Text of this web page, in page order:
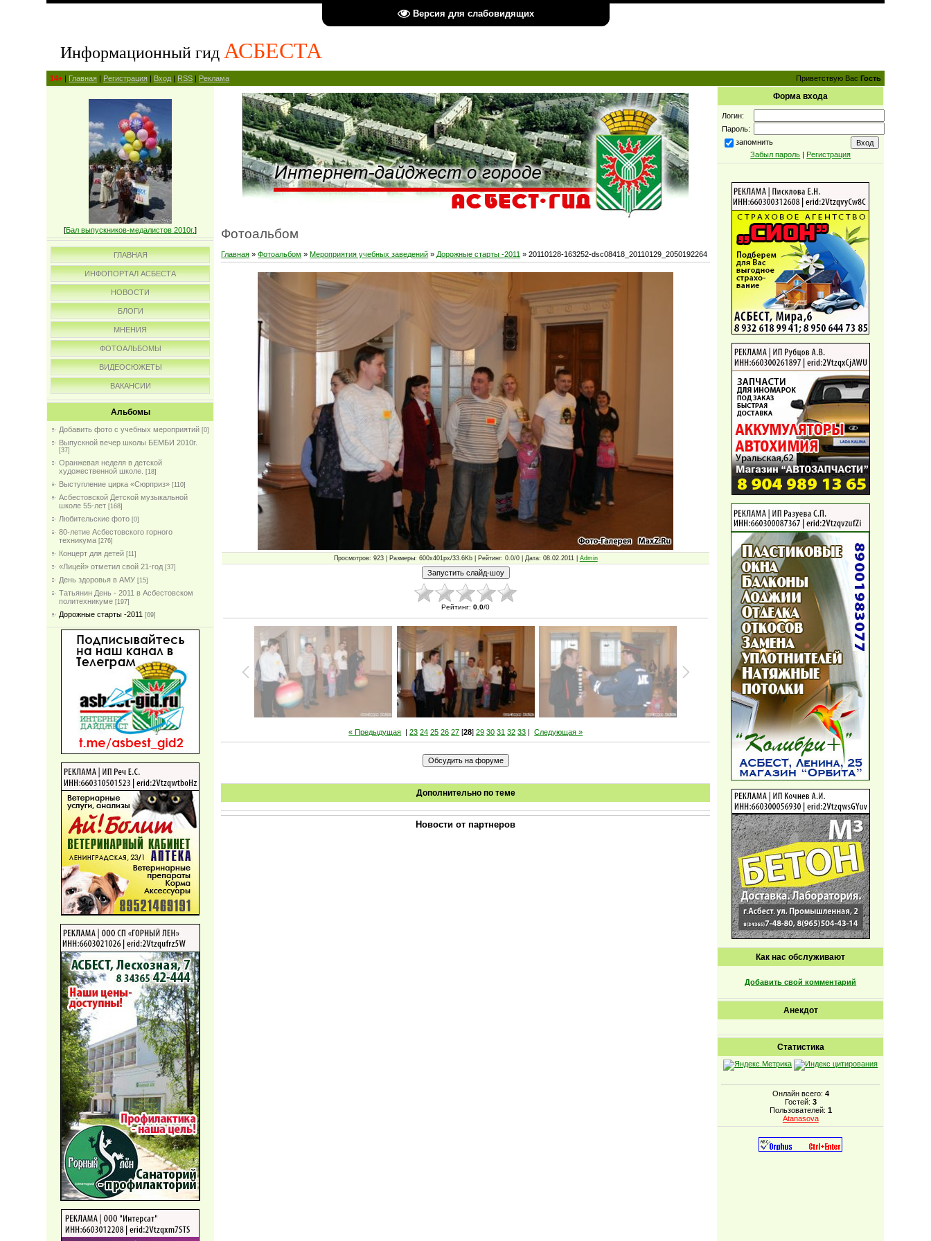
Версия для слабовидящих
Информационный гид АСБЕСТА
14+ | Главная | Регистрация | Вход | RSS | Реклама Приветствую Вас Гость
[Бал выпускников-медалистов 2010г.]
ГЛАВНАЯ
ИНФОПОРТАЛ АСБЕСТА
НОВОСТИ
БЛОГИ
МНЕНИЯ
ФОТОАЛЬБОМЫ
ВИДЕОСЮЖЕТЫ
ВАКАНСИИ
Альбомы
Добавить фото с учебных мероприятий [0]
Выпускной вечер школы БЕМБИ 2010г.
[37]
Оранжевая неделя в детской
художественной школе.
[18]
Выступление цирка «Сюрприз» [110]
Асбестовской Детской музыкальной
школе 55-лет [168]
Любительские фото [0]
80-летие Асбестовского горного
техникума [276]
Концерт для детей [11]
«Лицей» отметил свой 21-год [37]
День здоровья в АМУ [15]
Татьянин День - 2011 в Асбестовском
политехникуме [197]
Дорожные старты -2011 [69]
Фотоальбом
Главная »Фотоальбом »Мероприятия учебных заведений » Дорожные старты -2011 » 20110128-163252-dsc08418_20110129_2050192264
Просмотров: 923 | Размеры: 600x401px/33.6Kb | Рейтинг: 0.0/0 | Дата: 08.02.2011 | Admin
Рейтинг: 0.0/0
« Предыдущая |23 24 25 26 27 [28]29 30 31 32 33 |Следующая »
Дополнительно по теме
Новости от партнеров
Форма входа
Логин:
Пароль:
запомнить
Забыл пароль | Регистрация
Как нас обслуживают
Добавить свой комментарий
Анекдот
Статистика
Онлайн всего: 4
Гостей: 3
Пользователей: 1
Atanasova